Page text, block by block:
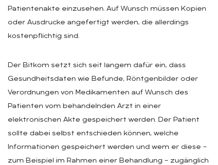
Patientenakte einzusehen. Auf Wunsch müssen Kopien
oder Ausdrucke angefertigt werden, die allerdings
kostenpflichtig sind.
Der Bitkom setzt sich seit langem dafür ein, dass
Gesundheitsdaten wie Befunde, Röntgenbilder oder
Verordnungen von Medikamenten auf Wunsch des
Patienten vom behandelnden Arzt in einer
elektronischen Akte gespeichert werden. Der Patient
sollte dabei selbst entschieden können, welche
Informationen gespeichert werden und wem er diese –
zum Beispiel im Rahmen einer Behandlung – zugänglich